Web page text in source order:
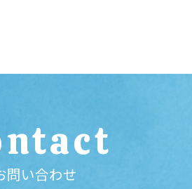
問い合わせ